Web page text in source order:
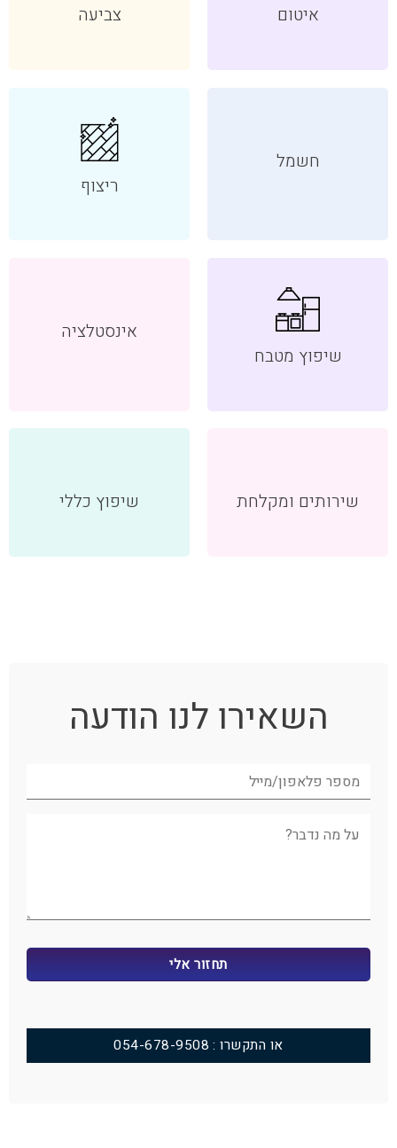
איטום צביעה
חשמל
ריצוף
שיפוץ מטבח
אינסטלציה
שירותים ומקלחת שיפוץ כללי
השאירו לנו הודעה
או התקשרו : 054-678-9508